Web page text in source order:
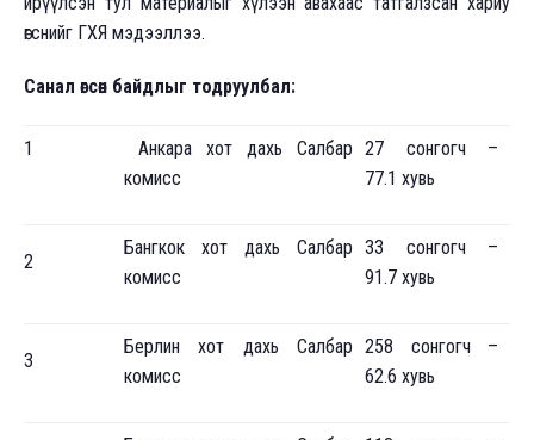
өгснийг ГХЯ мэдээллээ.
Санал өгсөн байдлыг тодруулбал:
1
Анкара хот дахь Салбар
комисс
27 сонгогч –
77.1 хувь
2
Бангкок хот дахь Салбар
комисс
33 сонгогч –
91.7 хувь
3
Берлин хот дахь Салбар
комисс
258 сонгогч –
62.6 хувь